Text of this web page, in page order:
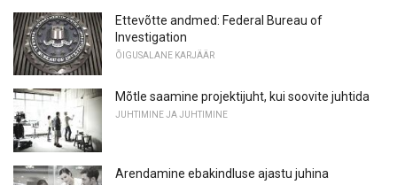
Ettevõtte andmed: Federal Bureau of
Investigation
ÕIGUSALANE KARJÄÄR
Mõtle saamine projektijuht, kui soovite juhtida
JUHTIMINE JA JUHTIMINE
Arendamine ebakindluse ajastu juhina